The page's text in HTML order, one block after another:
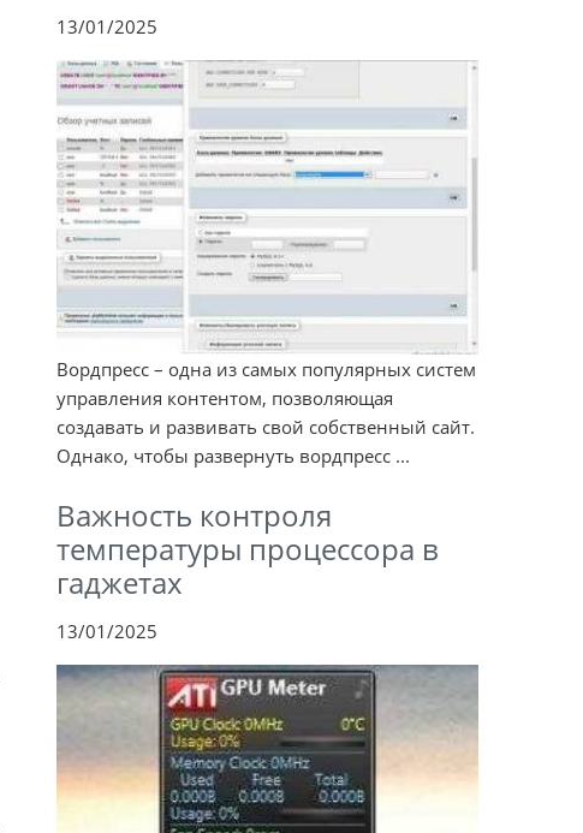
13/01/2025
Вордпресс – одна из самых популярных систем
управления контентом, позволяющая
создавать и развивать свой собственный сайт.
Однако, чтобы развернуть вордпресс ...
Важность контроля
температуры процессора в
гаджетах
13/01/2025